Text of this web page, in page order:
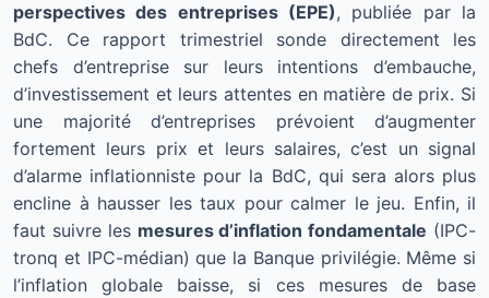
perspectives des entreprises (EPE), publiée par la
BdC. Ce rapport trimestriel sonde directement les
chefs d’entreprise sur leurs intentions d’embauche,
d’investissement et leurs attentes en matière de prix. Si
une majorité d’entreprises prévoient d’augmenter
fortement leurs prix et leurs salaires, c’est un signal
d’alarme inflationniste pour la BdC, qui sera alors plus
encline à hausser les taux pour calmer le jeu. Enfin, il
faut suivre les mesures d’inflation fondamentale (IPC-
tronq et IPC-médian) que la Banque privilégie. Même si
l’inflation globale baisse, si ces mesures de base